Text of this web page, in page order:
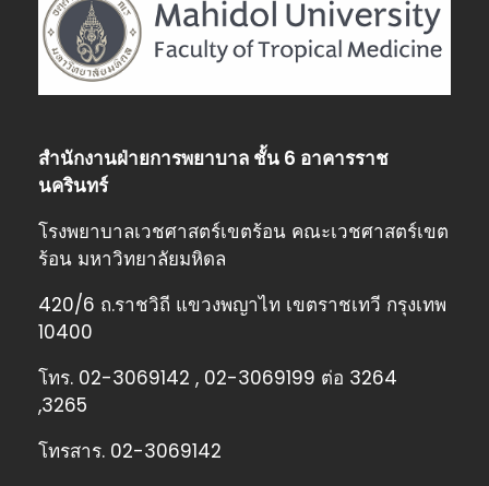
สำนักงานฝ่ายการพยาบาล ชั้น 6 อาคารราช
นครินทร์
โรงพยาบาลเวชศาสตร์เขตร้อน คณะเวชศาสตร์เขต
ร้อน มหาวิทยาลัยมหิดล
420/6 ถ.ราชวิถี แขวงพญาไท เขตราชเทวี กรุงเทพ
10400
โทร. 02-3069142 , 02-3069199 ต่อ 3264
,3265
โทรสาร. 02-3069142